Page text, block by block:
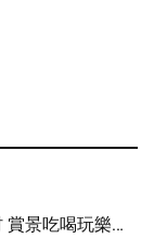
賞景吃喝玩樂…